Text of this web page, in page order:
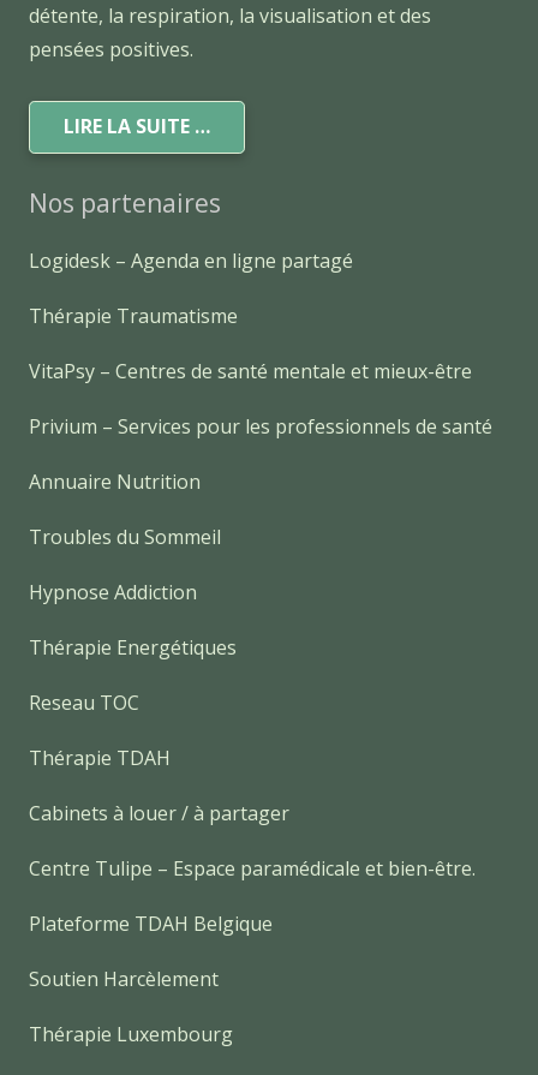
détente, la respiration, la visualisation et des
pensées positives.
LIRE LA SUITE …
Nos partenaires
Logidesk – Agenda en ligne partagé
Thérapie Traumatisme
VitaPsy – Centres de santé mentale et mieux-être
Privium – Services pour les professionnels de santé
Annuaire Nutrition
Troubles du Sommeil
Hypnose Addiction
Thérapie Energétiques
Reseau TOC
Thérapie TDAH
Cabinets à louer / à partager
Centre Tulipe – Espace paramédicale et bien-être.
Plateforme TDAH Belgique
Soutien Harcèlement
Thérapie Luxembourg